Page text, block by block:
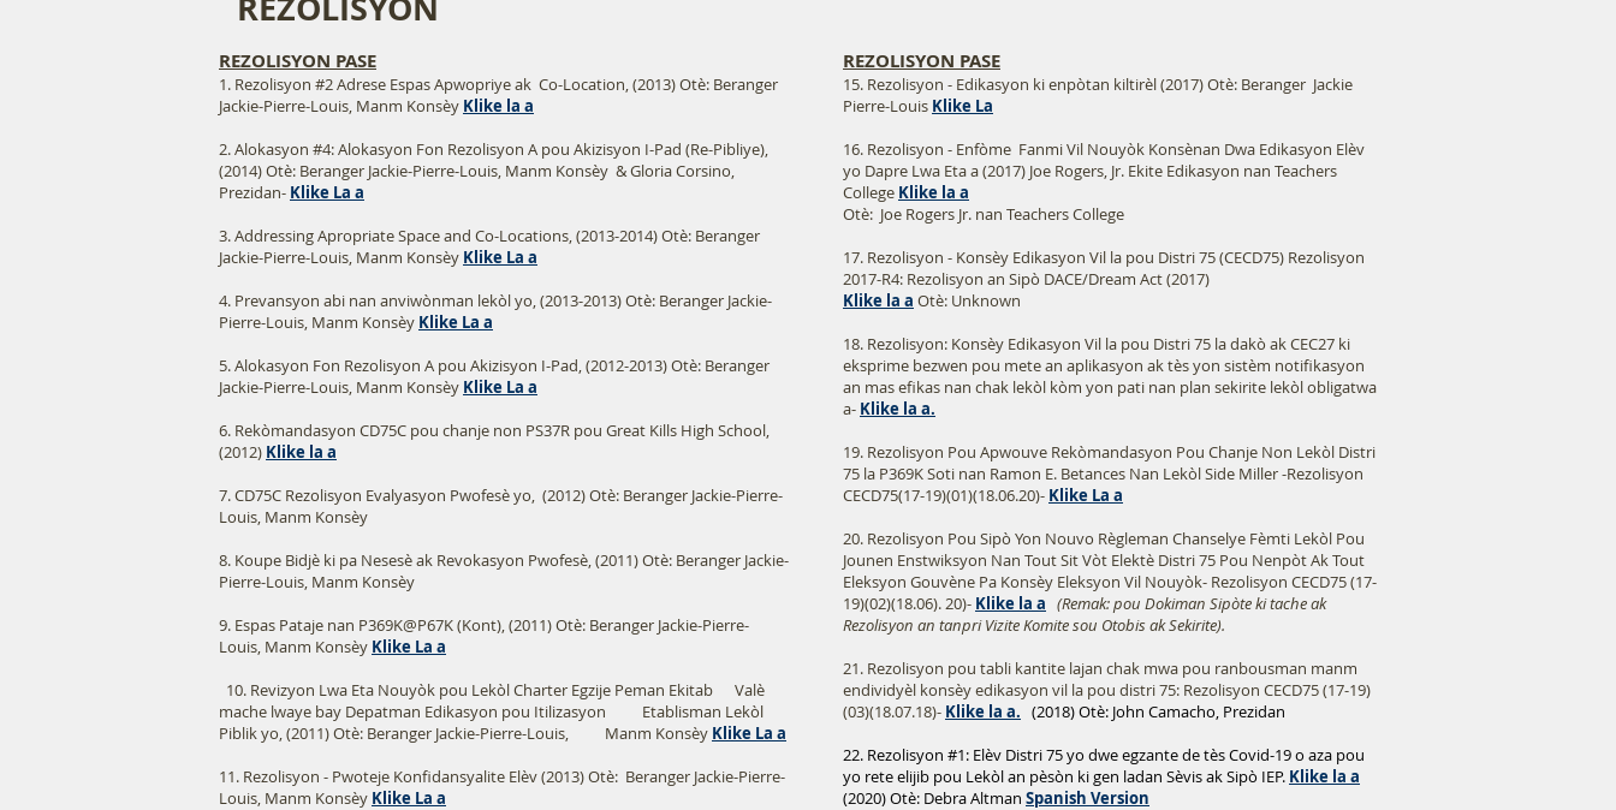
REZOLISYON PASE
1. Rezolisyon #2 Adrese Espas Apwopriye ak Co-Location, (2013) Otè: Beranger
Jackie-Pierre-Louis, Manm Konsèy​​ Klike la a
2. Alokasyon #4: Alokasyon Fon Rezolisyon A pou Akizisyon I-Pad (Re-Pibliye),
(2014) Otè: Beranger Jackie-Pierre-Louis, Manm Konsèy & Gloria Corsino,
Prezidan- Klike La a
3. Addressing Apropriate Space and Co-Locations, (2013-2014) Otè: Beranger
Jackie-Pierre-Louis, Manm Konsèy Klike La a
4. Prevansyon abi nan anviwònman lekòl yo, (2013-2013) Otè: Beranger Jackie-
Pierre-Louis, Manm Konsèy Klike La a
5. Alokasyon Fon Rezolisyon A pou Akizisyon I-Pad, (2012-2013) Otè: Beranger
Jackie-Pierre-Louis, Manm Konsèy Klike La a
6. Rekòmandasyon CD75C pou chanje non PS37R pou Great Kills High School,
(2012) Klike la a
7. CD75C Rezolisyon Evalyasyon Pwofesè yo, (2012) Otè: Beranger Jackie-Pierre-
Louis, Manm Konsèy
8. Koupe Bidjè ki pa Nesesè ak Revokasyon Pwofesè, (2011) Otè: Beranger Jackie-
Pierre-Louis, Manm Konsèy
9. Espas Pataje nan P369K@P67K (Kont), (2011) Otè: Beranger Jackie-Pierre-
Louis, Manm Konsèy Klike La a
10. Revizyon Lwa Eta Nouyòk pou Lekòl Charter Egzije Peman Ekitab Valè
mache lwaye bay Depatman Edikasyon pou Itilizasyon Etablisman Lekòl
Piblik yo, (2011) Otè: Beranger Jackie-Pierre-Louis, Manm Konsèy Klike La a
11. Rezolisyon - Pwoteje Konfidansyalite Elèv (2013) Otè: Beranger Jackie-Pierre-
Louis, Manm Konsèy Klike La a
REZOLISYON PASE
15. Rezolisyon - Edikasyon ki enpòtan kiltirèl (2017) Otè: Beranger Jackie
Pierre-Louis Klike La
16. Rezolisyon - Enfòme Fanmi Vil Nouyòk Konsènan Dwa Edikasyon Elèv
yo Dapre Lwa Eta a (2017) Joe Rogers, Jr. Ekite Edikasyon nan Teachers
College Klike la a
Otè: Joe Rogers Jr. nan Teachers College
17. Rezolisyon - Konsèy Edikasyon Vil la pou Distri 75 (CECD75) Rezolisyon
2017-R4: Rezolisyon an Sipò DACE/Dream Act (2017)
Klike la a Otè: Unknown
18. Rezolisyon: Konsèy Edikasyon Vil la pou Distri 75 la dakò ak CEC27 ki
eksprime bezwen pou mete an aplikasyon ak tès yon sistèm notifikasyon
an mas efikas nan chak lekòl kòm yon pati nan plan sekirite lekòl obligatwa
a- Klike la a.
19. Rezolisyon Pou Apwouve Rekòmandasyon Pou Chanje Non Lekòl Distri
75 la P369K Soti nan Ramon E. Betances Nan Lekòl Side Miller -Rezolisyon
CECD75(17-19)(01)(18.06.20)- Klike La a
20. Rezolisyon Pou Sipò Yon Nouvo Règleman Chanselye Fèmti Lekòl Pou
Jounen Enstwiksyon Nan Tout Sit Vòt Elektè Distri 75 Pou Nenpòt Ak Tout
Eleksyon Gouvène Pa Konsèy Eleksyon Vil Nouyòk- Rezolisyon CECD75 (17-
19)(02)(18.06). 20)- Klike la a (Remak: pou Dokiman Sipòte ki tache ak
Rezolisyon an tanpri Vizite Komite sou Otobis ak Sekirite).
21. Rezolisyon pou tabli kantite lajan chak mwa pou ranbousman manm
endividyèl konsèy edikasyon vil la pou distri 75: Rezolisyon CECD75 (17-19)
(03)(18.07.18)- Klike la a. (2018) Otè: John Camacho, Prezidan
22. Rezolisyon #1: Elèv Distri 75 yo dwe egzante de tès Covid-19 o aza pou
yo rete elijib pou Lekòl an pèsòn ki gen ladan Sèvis ak Sipò IEP. Klike la a
(2020) Otè: Debra Altman Spanish Version